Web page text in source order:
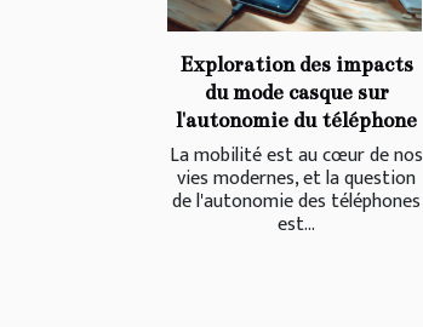
Exploration des impacts
du mode casque sur
l'autonomie du téléphone
La mobilité est au cœur de nos
vies modernes, et la question
de l'autonomie des téléphones
est...